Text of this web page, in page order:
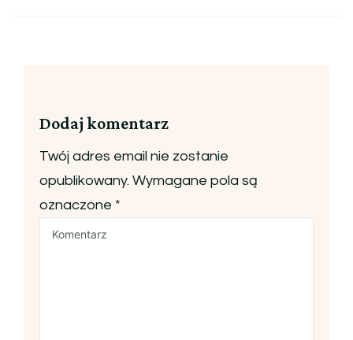
Dodaj komentarz
Twój adres email nie zostanie
opublikowany. Wymagane pola są
oznaczone *